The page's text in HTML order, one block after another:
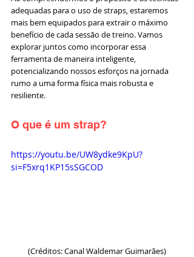
adequadas para o uso de straps, estaremos
mais bem equipados para extrair o máximo
benefício de cada sessão de treino. Vamos
explorar juntos como incorporar essa
ferramenta de maneira inteligente,
potencializando nossos esforços na jornada
rumo a uma forma física mais robusta e
resiliente.
O que é um strap?
https://youtu.be/UW8ydke9KpU?
si=F5xrq1KP15sSGCOD
(Créditos: Canal Waldemar Guimarães)